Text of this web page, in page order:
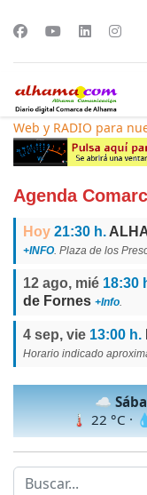
Web y RADIO para
Agenda
Hoy 21:30 h.
+INFO. Plaza de los
12 ago, mié 18:30
de Fornes +Info.
4 sep, vie 13:00 h.
Horario indicado
☁️
🌡 22 °C ·